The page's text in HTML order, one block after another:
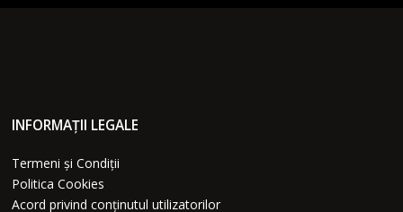
INFORMAȚII LEGALE
Termeni și Condiții
Politica Cookies
Acord privind conținutul utilizatorilor